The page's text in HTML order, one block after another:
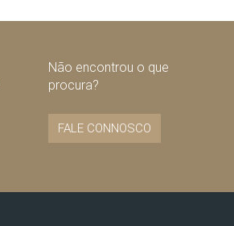
Não encontrou o que
procura?
FALE CONNOSCO